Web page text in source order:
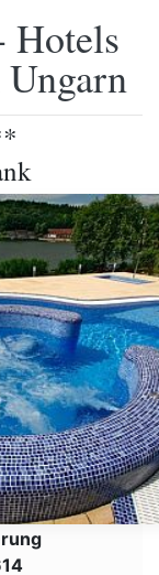
Hotels